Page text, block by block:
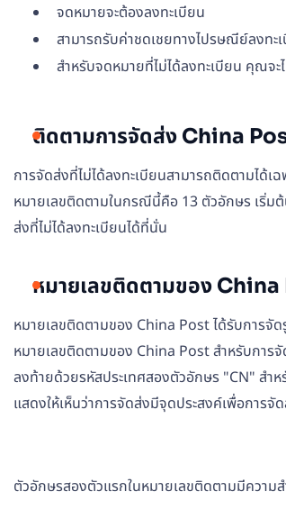
จดหมายจะต้องลงทะเบียน
สามารถรับค่าชดเชยทางไปรษณีย์ลงทะ
สำหรับจดหมายที่ไม่ได้ลงทะเบียน คุณจ
ติดตามการจัดส่ง China
การจัดส่งที่ไม่ได้ลงทะเบียนสามารถติดตามได้
หมายเลขติดตามในกรณีนี้คือ 13 ตัวอักษร เริ่ม
ส่งที่ไม่ได้ลงทะเบียนได้ที่นั่น
หมายเลขติดตามของ
หมายเลขติดตามของ China Post ได้รับการจัด
หมายเลขติดตามของ China Post สำหรับการ
ลงท้ายด้วยรหัสประเทศสองตัวอักษร "CN" สำ
แสดงให้เห็นว่าการจัดส่งมีจุดประสงค์เพื่อการจั
ตัวอักษรสองตัวแรกในหมายเลขติดตามมีความ